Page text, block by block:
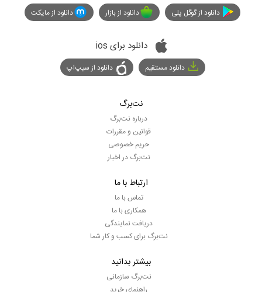
دانلود از گوگل پلی دانلود از بازار دانلود از مایکت
دانلود برای ios
دانلود مستقیم دانلود از سیپ‌اپ
نت‌برگ
درباره نت‌برگ
قوانین و مقررات
حریم خصوصی
نت‌برگ در اخبار
ارتباط با ما
تماس با ما
همکاری با ما
دریافت نمایندگی
نت‌برگ برای کسب و کار شما
بیشتر بدانید
نت‌برگ سازمانی
راهنمای خرید